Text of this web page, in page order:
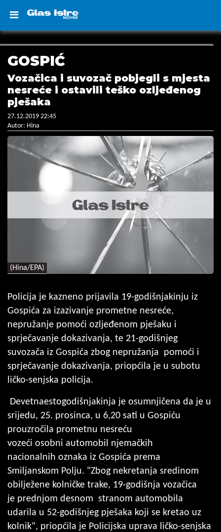
GOSPIĆ
Vozačica i suvozač pobjegli s mjesta
nesreće i ostavili teško ozljeđenog
pješaka
27.12.2019 22:45
Autor: Hina
(Hina/EPA)
Policija je kazneno prijavila 19-godišnjakinju iz
Gospića za izazivanje prometne nesreće,
nepružanje pomoći ozljeđenom pješaku i
sprječavanje dokazivanja, te 21-godišnjeg
suvozača iz Gospića zbog nepružanja pomoći i
sprječavanje dokazivanja, priopćila je u subotu
ličko-senjska policija.
Devetnaestogodišnjakinja je osumnjičena da je u
srijedu, 25. prosinca, u 6,20 sati u Gospiću
prouzročila prometnu nesreću
vozeći osobni automobil njemačkih
nacionalnih oznaka iz Gospića prema
Smiljanskom Polju. "Zbog nekretanja sredinom
obilježene kolničke trake, 19-godišnja vozačica
je prednjom desnom stranom automobila
udarila u 52-godišnjeg pješaka koji se kretao uz
kolnik", priopćila je Policijska uprava ličko-senjska